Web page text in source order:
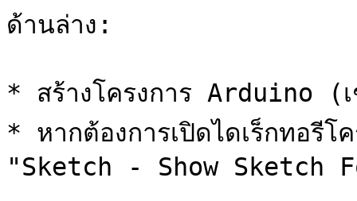
ด้านล่าง:
* สร้างโครงการ Arduino
* หากต้องการเปิดไดเร็กทอรีโ
"Sketch - Show Sketch